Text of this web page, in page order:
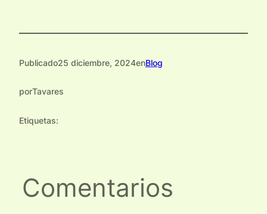
Publicado25 diciembre, 2024enBlog
porTavares
Etiquetas:
Comentarios